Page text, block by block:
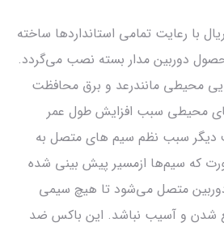
با رعایت تمامی استانداردها ساخته
دوربین مدار بسته نصب می‌گردد.
محیطی مانندرعد و برق محافظت
محیطی سبب افزایش طول عمر
دیگر سبب نظم سیم های متصل به
که سیم‌ها ازمسیر پیش بینی شده
متصل می‌شود تا هیچ سیمی
شدن و آسیب نباشد. این باکس ضد